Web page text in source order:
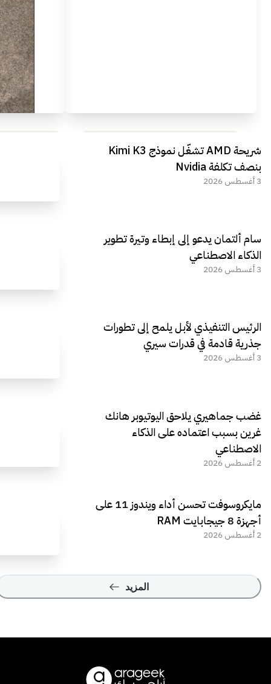
مراجعة شاملة لعملاق الألعاب
الجديد REDMAGIC 11 AIR
شريحة AMD تشغّل نموذج Kimi K3
بنصف تكلفة Nvidia
3 أغسطس 2026
سام ألتمان يدعو إلى إبطاء وتيرة تطوير
الذكاء الاصطناعي
3 أغسطس 2026
الرئيس التنفيذي لأبل يلمح إلى تطورات
جذرية قادمة في قدرات سيري
3 أغسطس 2026
غضب جماهيري يلاحق اليوتيوبر هانك
غرين بسبب اعتماده على الذكاء
الاصطناعي
2 أغسطس 2026
مايكروسوفت تحسن أداء ويندوز 11 على
أجهزة 8 جيجابايت RAM
2 أغسطس 2026
المزيد